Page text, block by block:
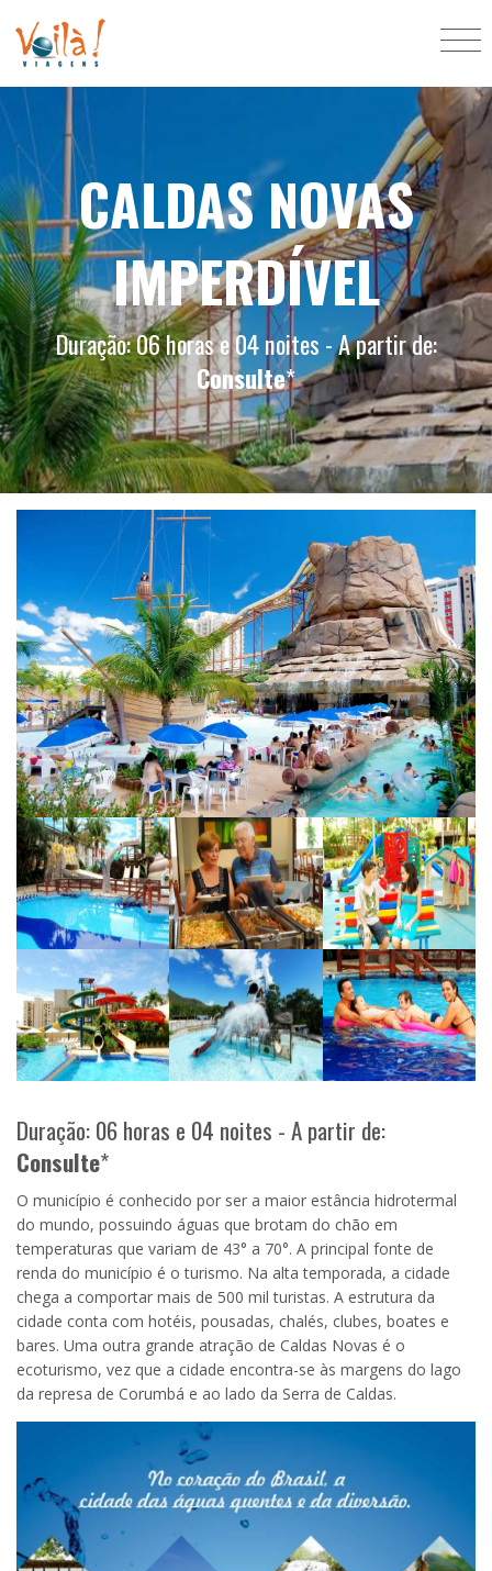
CALDAS NOVAS
IMPERDÍVEL
Duração: 06 horas e 04 noites - A partir de:
Consulte*
Duração: 06 horas e 04 noites - A partir de:
Consulte*
O município é conhecido por ser a maior estância hidrotermal
do mundo, possuindo águas que brotam do chão em
temperaturas que variam de 43° a 70°. A principal fonte de
renda do município é o turismo. Na alta temporada, a cidade
chega a comportar mais de 500 mil turistas. A estrutura da
cidade conta com hotéis, pousadas, chalés, clubes, boates e
bares. Uma outra grande atração de Caldas Novas é o
ecoturismo, vez que a cidade encontra-se às margens do lago
da represa de Corumbá e ao lado da Serra de Caldas.